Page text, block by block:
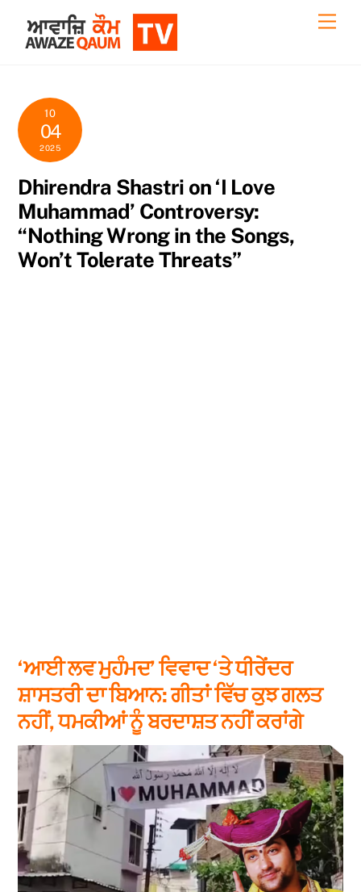
content
10
04
2025
Dhirendra Shastri on ‘I Love
Muhammad’ Controversy:
“Nothing Wrong in the Songs,
Won’t Tolerate Threats”
‘ਆਈ ਲਵ ਮੁਹੰਮਦ’ ਵਿਵਾਦ ‘ਤੇ ਧੀਰੇਂਦਰ
ਸ਼ਾਸਤਰੀ ਦਾ ਬਿਆਨ: ਗੀਤਾਂ ਵਿੱਚ ਕੁਝ ਗਲਤ
ਨਹੀਂ, ਧਮਕੀਆਂ ਨੂੰ ਬਰਦਾਸ਼ਤ ਨਹੀਂ ਕਰਾਂਗੇ